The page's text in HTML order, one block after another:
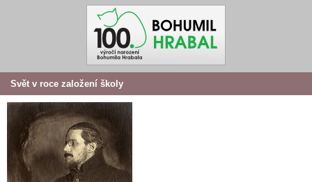
Svět v roce založení školy